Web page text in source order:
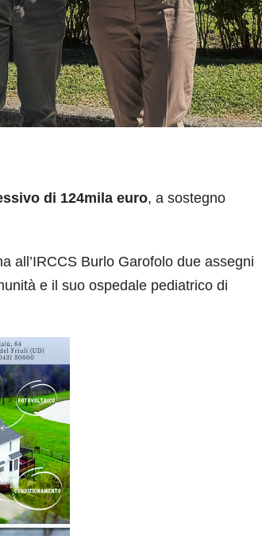
di 124mila euro, a sostegno
all’IRCCS Burlo Garofolo due assegni
e il suo ospedale pediatrico di